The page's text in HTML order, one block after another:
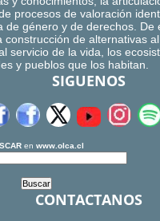
procesos de valoración
de género y de derechos. De
construcción de alternativas
servicio de la vida, los
y pueblos que los habitan.
SIGUENOS
en www.olca.cl
CONTACTANOS